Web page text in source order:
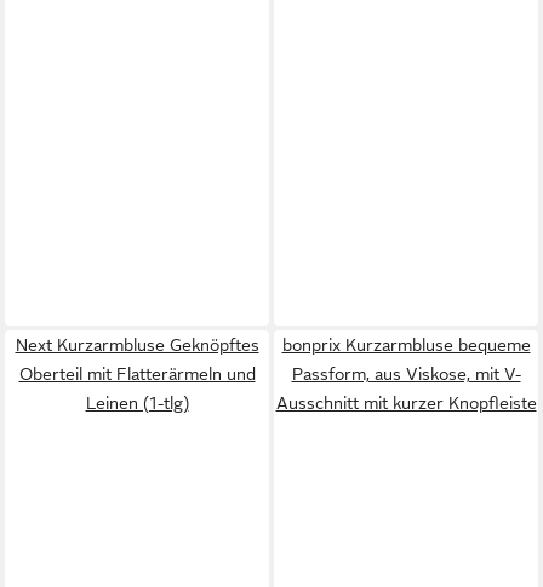
Next Kurzarmbluse Geknöpftes
Oberteil mit Flatterärmeln und
Leinen (1-tlg)
bonprix Kurzarmbluse bequeme
Passform, aus Viskose, mit V-
Ausschnitt mit kurzer Knopfleiste